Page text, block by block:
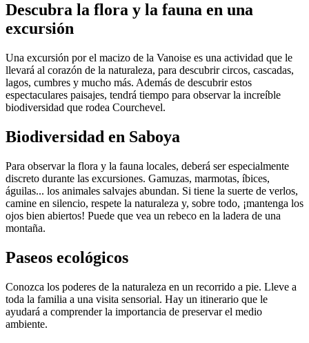
Descubra la flora y la fauna en una
excursión
Una excursión por el macizo de la Vanoise es una actividad que le
llevará al corazón de la naturaleza, para descubrir circos, cascadas,
lagos, cumbres y mucho más. Además de descubrir estos
espectaculares paisajes, tendrá tiempo para observar la increíble
biodiversidad que rodea Courchevel.
Biodiversidad en Saboya
Para observar la flora y la fauna locales, deberá ser especialmente
discreto durante las excursiones. Gamuzas, marmotas, íbices,
águilas... los animales salvajes abundan. Si tiene la suerte de verlos,
camine en silencio, respete la naturaleza y, sobre todo, ¡mantenga los
ojos bien abiertos! Puede que vea un rebeco en la ladera de una
montaña.
Paseos ecológicos
Conozca los poderes de la naturaleza en un recorrido a pie. Lleve a
toda la familia a una visita sensorial. Hay un itinerario que le
ayudará a comprender la importancia de preservar el medio
ambiente.